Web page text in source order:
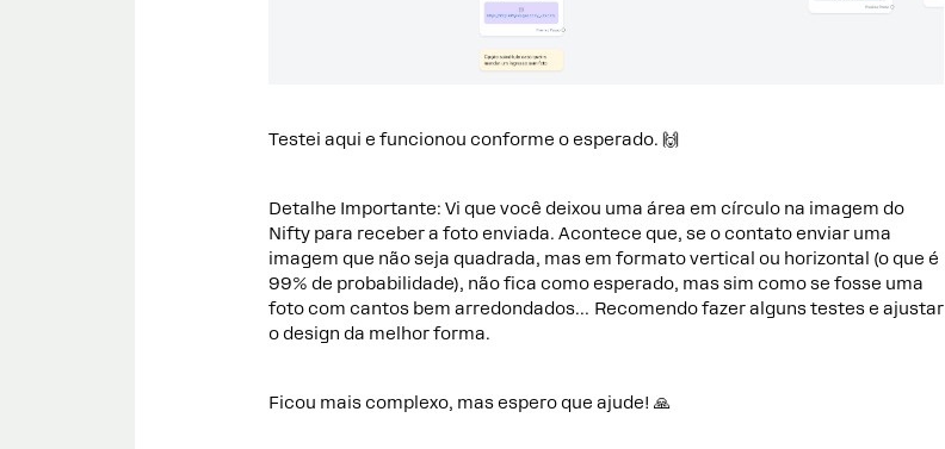
Testei aqui e funcionou conforme o esperado. 🙌
Detalhe Importante: Vi que você deixou uma área em círculo na imagem do
Nifty para receber a foto enviada. Acontece que, se o contato enviar uma
imagem que não seja quadrada, mas em formato vertical ou horizontal (o que é
99% de probabilidade), não fica como esperado, mas sim como se fosse uma
foto com cantos bem arredondados… Recomendo fazer alguns testes e ajustar
o design da melhor forma.
Ficou mais complexo, mas espero que ajude! 🙏